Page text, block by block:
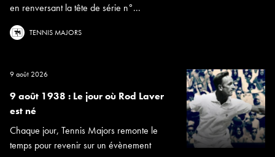
en renversant la tête de série n°...
TENNIS MAJORS
9 août 2026
9 août 1938 : Le jour où Rod Laver
est né
Chaque jour, Tennis Majors remonte le
temps pour revenir sur un évènement